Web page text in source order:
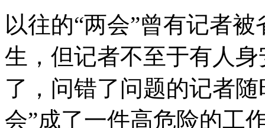
以往的“两会”曾有记者
生，但记者不至于有人
了，问错了问题的记者
会”成了一件高危险的工